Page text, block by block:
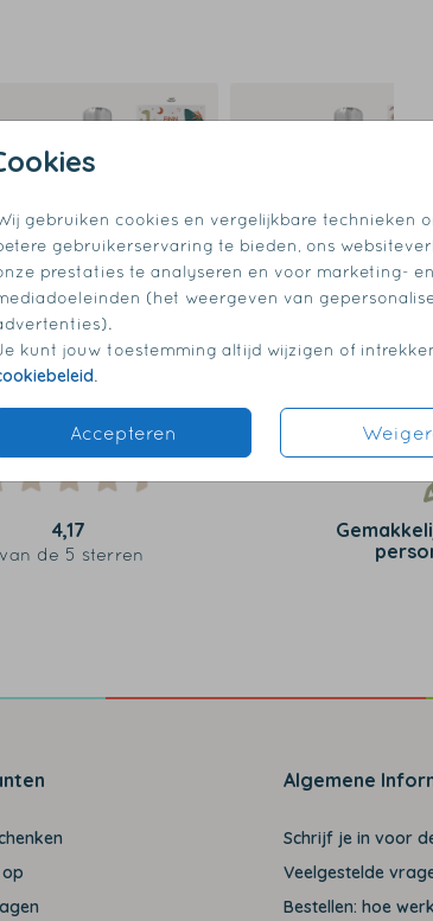
gebruiken cookies en vergelijkbare technieken
gebruikerservaring te bieden, ons
prestaties te analyseren en voor marketing-
(het weergeven van
kunt jouw toestemming altijd wijzigen of
.
Accepteren
4,17
van de 5 sterren
Algemene
Schrijf je in voor
Veelgestelde
Bestellen: hoe